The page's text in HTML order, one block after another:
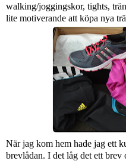
walking/joggingskor, tights,
lite motiverande att köpa nya
När jag kom hem hade jag ett
brevlådan. I det låg det ett